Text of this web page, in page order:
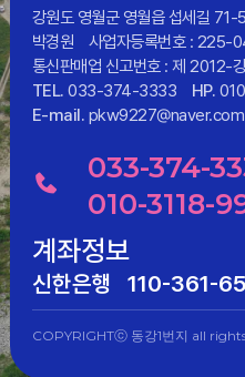
강원도 영월군 영월읍 섭세길 71-5
박경원
사업자등록번호 :
통신판매업 신고번호 : 제 2012-
TEL. 033-374-3333 HP.
E-mail. pkw9227@naver.com
033-374-
010-3118-
계좌정보
신한은행 110-361-
COPYRIGHTⓒ 동강1번지 all